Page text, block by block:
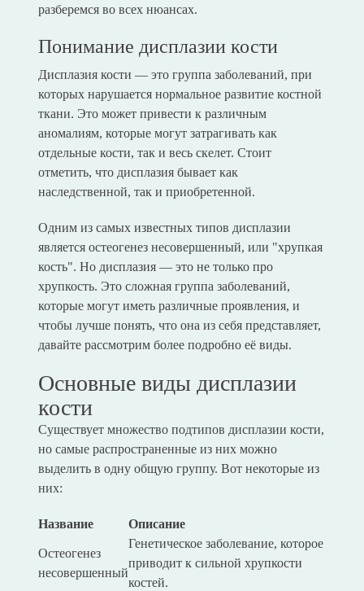
разберемся во всех нюансах.
Понимание дисплазии кости
Дисплазия кости — это группа заболеваний, при
которых нарушается нормальное развитие костной
ткани. Это может привести к различным
аномалиям, которые могут затрагивать как
отдельные кости, так и весь скелет. Стоит
отметить, что дисплазия бывает как
наследственной, так и приобретенной.
Одним из самых известных типов дисплазии
является остеогенез несовершенный, или "хрупкая
кость". Но дисплазия — это не только про
хрупкость. Это сложная группа заболеваний,
которые могут иметь различные проявления, и
чтобы лучше понять, что она из себя представляет,
давайте рассмотрим более подробно её виды.
Основные виды дисплазии
кости
Существует множество подтипов дисплазии кости,
но самые распространенные из них можно
выделить в одну общую группу. Вот некоторые из
них:
Название Описание
Остеогенез
несовершенный
Генетическое заболевание, которое
приводит к сильной хрупкости
костей.